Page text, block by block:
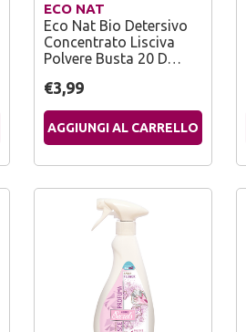
ECO NAT
Eco Nat Bio Detersivo
Concentrato Lisciva
Polvere Busta 20 D…
€3,99
AGGIUNGI AL CARRELLO